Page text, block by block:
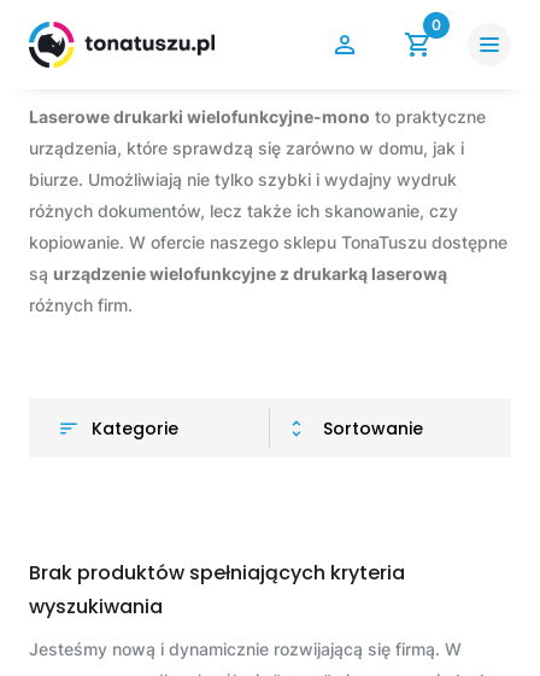
0
Laserowe drukarki wielofunkcyjne-mono to praktyczne
urządzenia, które sprawdzą się zarówno w domu, jak i
biurze. Umożliwiają nie tylko szybki i wydajny wydruk
różnych dokumentów, lecz także ich skanowanie, czy
kopiowanie. W ofercie naszego sklepu TonaTuszu dostępne
są urządzenie wielofunkcyjne z drukarką laserową
różnych firm.
Kategorie Sortowanie
Brak produktów spełniających kryteria
wyszukiwania
Jesteśmy nową i dynamicznie rozwijającą się firmą. W